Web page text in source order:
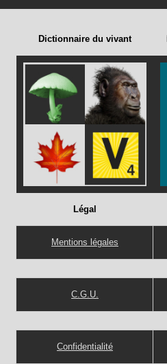
Dictionnaire du vivant
Légal
Mentions légales
C.G.U.
Confidentialité